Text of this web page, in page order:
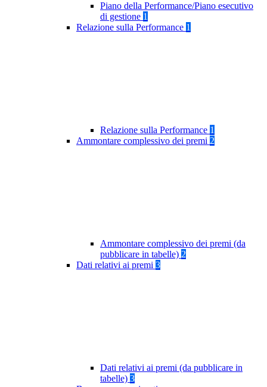
Piano della Performance/Piano esecutivo
di gestione 1
Relazione sulla Performance 1
Relazione sulla Performance 1
Ammontare complessivo dei premi 2
Ammontare complessivo dei premi (da
pubblicare in tabelle) 2
Dati relativi ai premi 3
Dati relativi ai premi (da pubblicare in
tabelle) 3